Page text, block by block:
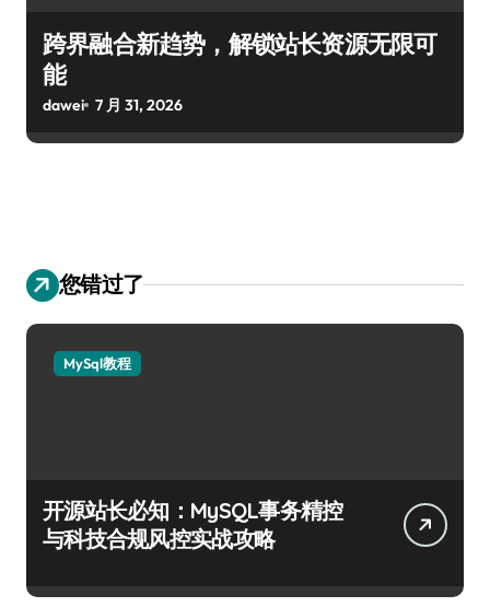
跨界融合新趋势，解锁站长资源无限可
能
dawei 7 月 31, 2026
您错过了
MySql教程
开源站长必知：MySQL事务精控
与科技合规风控实战攻略